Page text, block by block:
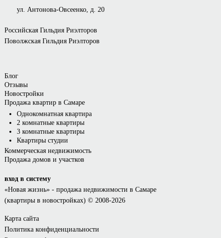
ул. Антонова-Овсеенко, д. 20
Российская Гильдия Риэлторов
Поволжская Гильдия Риэлторов
Блог
Отзывы
Новостройки
Продажа квартир в Самаре
Однокомнатная квартира
2 комнатные квартиры
3 комнатные квартиры
Квартиры студии
Коммерческая недвижимость
Продажа домов и участков
вход в систему
«Новая жизнь»- продажа недвижимости в Самаре
(квартиры в новостройках) © 2008-2026
Карта сайта
Политика конфиденциальности